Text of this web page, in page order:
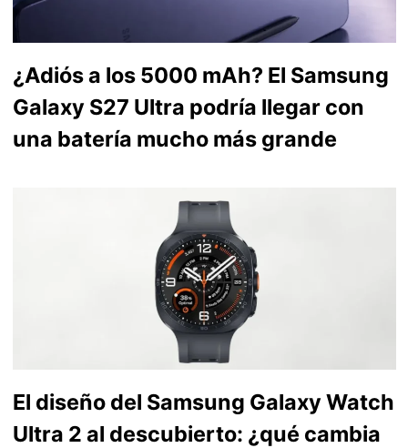
¿Adiós a los 5000 mAh? El Samsung
Galaxy S27 Ultra podría llegar con
una batería mucho más grande
El diseño del Samsung Galaxy Watch
Ultra 2 al descubierto: ¿qué cambia